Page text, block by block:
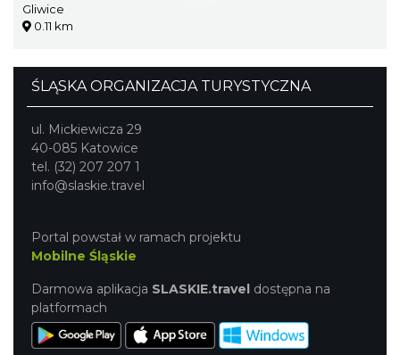
Gliwice
0.11 km
ŚLĄSKA ORGANIZACJA TURYSTYCZNA
ul. Mickiewicza 29
40-085 Katowice
tel. (32) 207 207 1
info@slaskie.travel
Portal powstał w ramach projektu
Mobilne Śląskie
Darmowa aplikacja SLASKIE.travel dostępna na
platformach